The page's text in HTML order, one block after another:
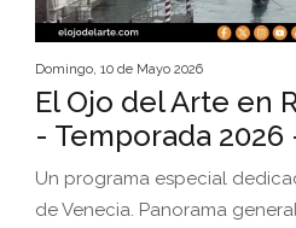
Domingo, 10 de Mayo 2026
El Ojo del Arte en
- Temporada 2026
Un programa especial
de Venecia. Panorama